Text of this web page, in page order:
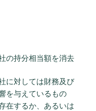
の持分相当額を消去
に対しては財務及び
を与えているもの
在するか、あるいは